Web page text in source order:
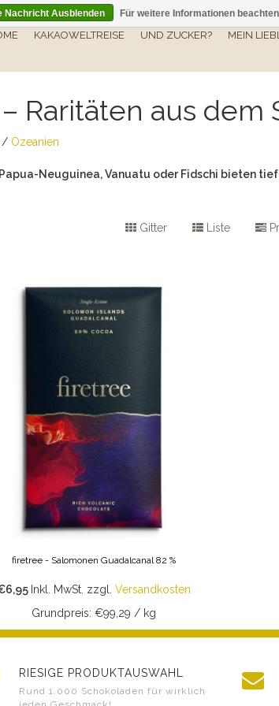
KAKAOWELTREISE UND ZUCKER? MEIN
Raritäten aus dem
/ Ozeanien
Neuguinea, Vanuatu oder Fidschi bieten
Gitter Liste
firetree - Salomonen Guadalcanal 82 %
Inkl. MwSt. zzgl. Versandkosten
Grundpreis: €99,29 / kg
RIESIGE PRODUKTAUSWAHL
Rund 1.000 Schokoladen für wirklich
Nachricht Ausblenden Für weitere Informationen